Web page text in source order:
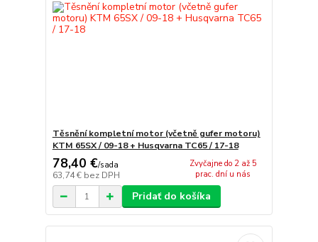
Těsnění kompletní motor (včetně gufer motoru)
KTM 65SX / 09-18 + Husqvarna TC65 / 17-18
78,40 €/sada
63,74 € bez DPH
Zvyčajne do 2 až 5
prac. dní u nás
Pridať do košíka